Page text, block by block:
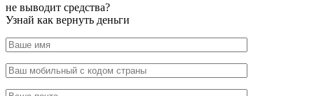
не выводит средства?
Узнай как вернуть деньги